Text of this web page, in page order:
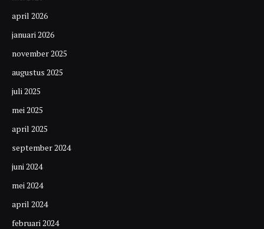
april 2026
januari 2026
november 2025
augustus 2025
juli 2025
mei 2025
april 2025
september 2024
juni 2024
mei 2024
april 2024
februari 2024